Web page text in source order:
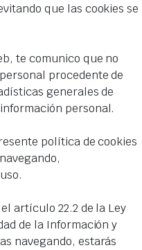
que las cookies se
te comunico que no
procedente de
generales de
personal.
política de cookies
artículo 22.2 de la Ley
de la Información y
navegando, estarás